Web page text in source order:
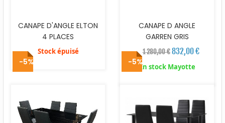
CANAPE D'ANGLE ELTON
4 PLACES
Stock épuisé
CANAPE D ANGLE
GARREN GRIS
1 280,00 € 832,00 €
En stock Mayotte
-5% -5%